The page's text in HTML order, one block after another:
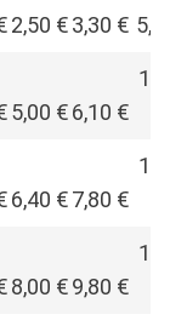
2,50 €3,30 €
5,00 €6,10 €
6,40 €7,80 €
8,00 €9,80 €